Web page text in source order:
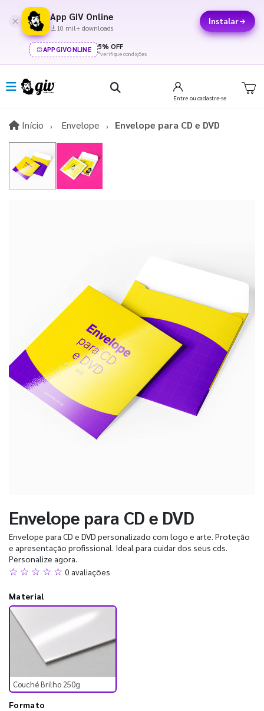
App GIV Online
10 mil+ downloads
Instalar
APPGIVONLINE 5% OFF
*verifique condições
Entre ou cadastre-se
Início InícioEnvelope Envelope para CD e DVD
Envelope para CD e DVD
Envelope para CD e DVD personalizado com logo e arte. Proteção
e apresentação profissional. Ideal para cuidar dos seus cds.
Personalize agora.
☆ ☆ ☆ ☆ ☆ 0 avaliações
Material
Couché Brilho 250g
Formato